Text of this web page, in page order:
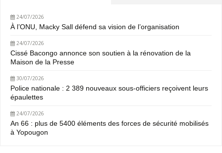
24/07/2026
À l’ONU, Macky Sall défend sa vision de l’organisation
24/07/2026
Cissé Bacongo annonce son soutien à la rénovation de la
Maison de la Presse
30/07/2026
Police nationale : 2 389 nouveaux sous-officiers reçoivent leurs
épaulettes
24/07/2026
An 66 : plus de 5400 éléments des forces de sécurité mobilisés
à Yopougon